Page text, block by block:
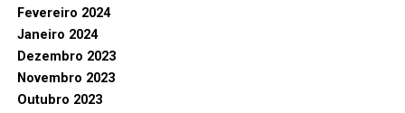
Fevereiro 2024
Janeiro 2024
Dezembro 2023
Novembro 2023
Outubro 2023